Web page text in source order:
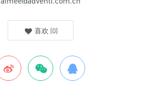
喜欢 (0)